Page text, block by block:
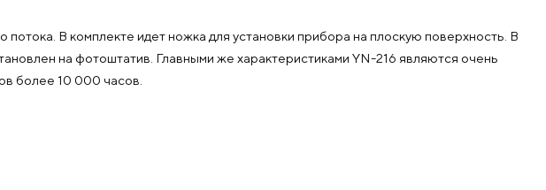
В комплекте идет ножка для установки прибора на плоскую поверхность. В
на фотоштатив. Главными же характеристиками YN-216 являются очень
более 10 000 часов.